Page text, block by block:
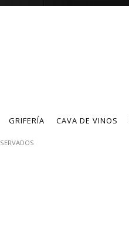
GRIFERÍA CAVA DE VINOS